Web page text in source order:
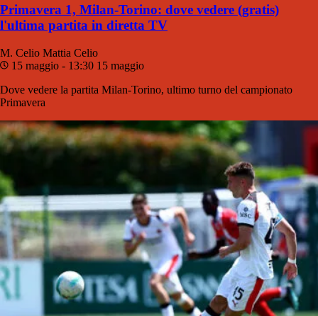
Primavera 1, Milan-Torino: dove vedere (gratis)
l'ultima partita in diretta TV
M. Celio Mattia Celio
15 maggio - 13:30 15 maggio
Dove vedere la partita Milan-Torino, ultimo turno del campionato
Primavera